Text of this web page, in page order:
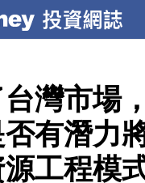
灣市場
有潛力
工程模